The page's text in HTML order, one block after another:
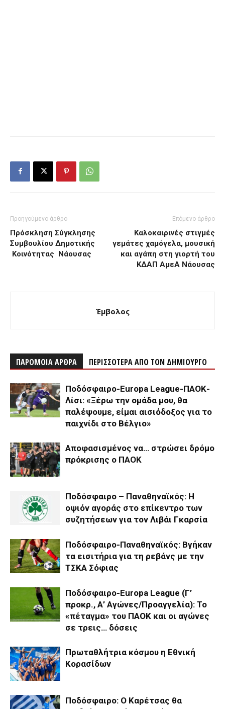
Προηγούμενο άρθρο
Πρόσκληση Σύγκλησης
Συμβουλίου Δημοτικής
Κοινότητας Νάουσας
Επόμενο άρθρο
Καλοκαιρινές στιγμές
γεμάτες χαμόγελα, μουσική
και αγάπη στη γιορτή του
ΚΔΑΠ ΑμεΑ Νάουσας
Έμβολος
ΠΑΡΟΜΟΙΑ ΑΡΘΡΑ ΠΕΡΙΣΣΟΤΕΡΑ ΑΠΟ ΤΟΝ ΔΗΜΙΟΥΡΓΟ
Ποδόσφαιρο-Europa League-ΠΑΟΚ-
Λίσι: «Ξέρω την ομάδα μου, θα
παλέψουμε, είμαι αισιόδοξος για το
παιχνίδι στο Βέλγιο»
Αποφασισμένος να… στρώσει δρόμο
πρόκρισης ο ΠΑΟΚ
Ποδόσφαιρο – Παναθηναϊκός: Η
οψιόν αγοράς στο επίκεντρο των
συζητήσεων για τον Λιβάι Γκαρσία
Ποδόσφαιρο-Παναθηναϊκός: Βγήκαν
τα εισιτήρια για τη ρεβάνς με την
ΤΣΚΑ Σόφιας
Ποδόσφαιρο-Europa League (Γ’
προκρ., Α’ Αγώνες/Προαγγελία): Το
«πέταγμα» του ΠΑΟΚ και οι αγώνες
σε τρεις… δόσεις
Πρωταθλήτρια κόσμου η Εθνική
Κορασίδων
Ποδόσφαιρο: Ο Καρέτσας θα